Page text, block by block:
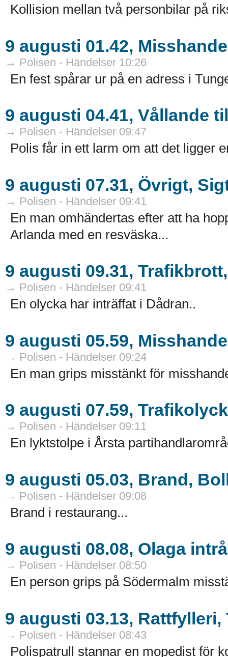
Kollision mellan två personbilar på
9 augusti 01.42,
→ Polisen - Händelser 10:26
En fest spårar ur på en adress i
9 augusti 04.41, Vållande
→ Polisen - Händelser 09:47
Polis får in ett larm om att det ligger
9 augusti 07.31, Övrigt,
→ Polisen - Händelser 09:41
En man omhändertas efter att ha
Arlanda med en resväska...
9 augusti 09.31,
→ Polisen - Händelser 09:41
En olycka har inträffat i Dådran..
9 augusti 05.59,
→ Polisen - Händelser 09:24
En man grips misstänkt för
9 augusti 07.59,
→ Polisen - Händelser 09:11
En lyktstolpe i Årsta
9 augusti 05.03, Brand,
→ Polisen - Händelser 09:08
Brand i restaurang...
9 augusti 08.08, Olaga
→ Polisen - Händelser 08:50
En person grips på Södermalm
9 augusti 03.13, Rattfylleri,
→ Polisen - Händelser 08:43
Polispatrull stannar en mopedist för